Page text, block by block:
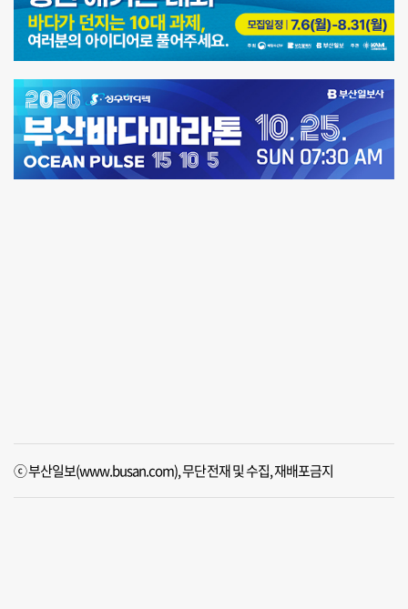
ⓒ 부산일보(www.busan.com), 무단전재 및 수집, 재배포금지